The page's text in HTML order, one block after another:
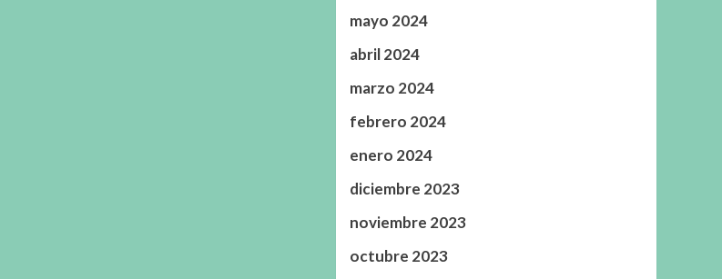
mayo 2024
abril 2024
marzo 2024
febrero 2024
enero 2024
diciembre 2023
noviembre 2023
octubre 2023